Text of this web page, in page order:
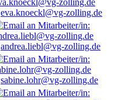
eva.knoeckl@vg-zolling.de
andrea.liebl@vg-zolling.de
sabine.lohr@vg-zolling.de